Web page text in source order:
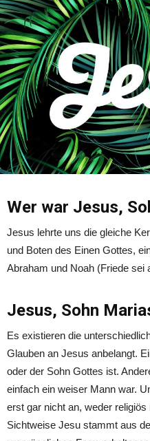
Wer war Jesus,
Jesus lehrte uns die gleiche
und Boten des Einen Gottes,
Abraham und Noah (Friede sei
Jesus, Sohn
Es existieren die
Glauben an Jesus anbelangt.
oder der Sohn Gottes ist.
einfach ein weiser Mann war.
erst gar nicht an, weder
Sichtweise Jesu stammt aus